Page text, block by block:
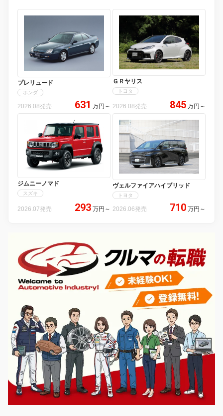
プレリュード
ホンダ
2026.08発売 631 万円 ～
ＧＲヤリス
トヨタ
2026.08発売 845 万円 ～
ジムニーノマド
スズキ
2026.07発売 293 万円 ～
ヴェルファイアハイブリッド
トヨタ
2026.06発売 710 万円 ～